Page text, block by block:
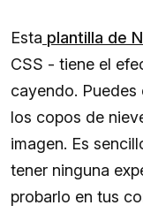
Esta plantilla de
CSS - tiene el
cayendo.
los copos de
imagen. Es
tener ninguna
probarlo en tus